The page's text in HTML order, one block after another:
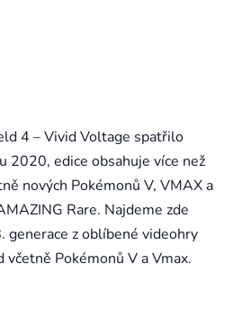
4 – Vivid Voltage spatřilo
2020, edice obsahuje více než
nových Pokémonů V, VMAX a
Rare. Najdeme zde
generace z oblíbené videohry
včetně Pokémonů V a Vmax.